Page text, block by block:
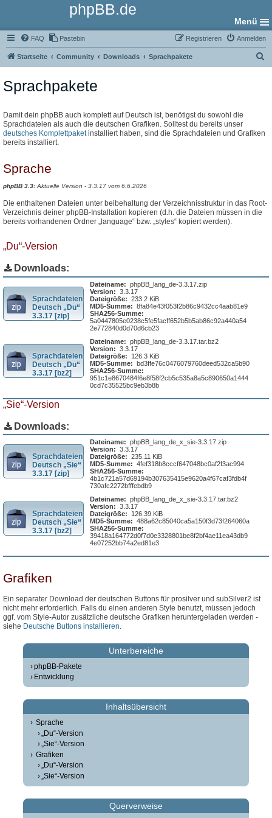
phpBB.de
Menü
FAQ Pastebin Anmelden
Registrieren
Startseite Community Downloads Sprachpakete
Sprachpakete
Damit dein phpBB auch komplett auf Deutsch ist, benötigst du sowohl die
Sprachdateien als auch die deutschen Grafiken. Solltest du bereits unser
deutsches Komplettpaketinstalliert haben, sind die Sprachdateien und Grafiken
bereits installiert.
Sprache
phpBB 3.3:Aktuelle Version - 3.3.17 vom 6.6.2026
Die enthaltenen Dateien unter beibehaltung der Verzeichnisstruktur in das Root-
Verzeichnis deiner phpBB-Installation kopieren (d.h. die Dateien müssen in die
bereits vorhandenen Ordner „language“ bzw. „styles“ kopiert werden).
„Du“-Version
Downloads:
Sprachdateien
Deutsch „Du“
3.3.17 [zip]
Dateiname: phpBB_lang_de-3.3.17.zip
Version: 3.3.17
Dateigröße: 233.2 KiB
MD5-Summe: 8fa84e43f053f2b86c9432cc4aab81e9
SHA256-Summe:
5a0447805e0238c5fe5facff652b5b5ab86c92a440a54
2e772840d0d70d6cb23
Sprachdateien
Deutsch „Du“
3.3.17 [bz2]
Dateiname: phpBB_lang_de-3.3.17.tar.bz2
Version: 3.3.17
Dateigröße:
126.3 KiB
MD5-Summe: bd3ffe76c0476079760deed532ca5b90
SHA256-Summe:
951c1e8670484f6e8f58f2cb5c535a8a5c890650a1444
0cd7c35525bc9eb3b8b
„Sie“-Version
Downloads:
Sprachdateien
Deutsch „Sie“
3.3.17 [zip]
Dateiname: phpBB_lang_de_x_sie-3.3.17.zip
Version: 3.3.17
Dateigröße: 235.11 KiB
MD5-Summe: 4fef318b8cccf647048bc0af2f3ac994
SHA256-Summe:
4b1c721a57d69194b307635415e9620a4f67caf3fdb4f
730afc2272bfffebdb9
Sprachdateien
Deutsch „Sie“
3.3.17 [bz2]
Dateiname: phpBB_lang_de_x_sie-3.3.17.tar.bz2
Version: 3.3.17
Dateigröße:
126.39 KiB
MD5-Summe: 488a62c85040ca5a150f3d73f264060a
SHA256-Summe:
39418a164772d0f7d0e3328801be8f2bf4ae11ea43db9
4e07252bb74a2ed81e3
Grafiken
Ein separater Download der deutschen Buttons für prosilver und subSilver2 ist
nicht mehr erforderlich. Falls du einen anderen Style benutzt, müssen jedoch
ggf. vom Style-Autor zusätzliche deutsche Grafiken heruntergeladen werden -
siehe Deutsche Buttons installieren.
Unterbereiche
phpBB-Pakete
Entwicklung
Inhaltsübersicht
Sprache
„Du“-Version
„Sie“-Version
Grafiken
„Du“-Version
„Sie“-Version
Querverweise